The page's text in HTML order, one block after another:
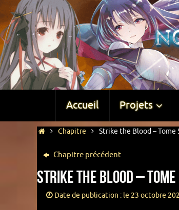
Accueil Projets
Chapitre Strike the Blood – Tome
Chapitre précédent
Strike the Blood –
Date de publication : le 23 octobre